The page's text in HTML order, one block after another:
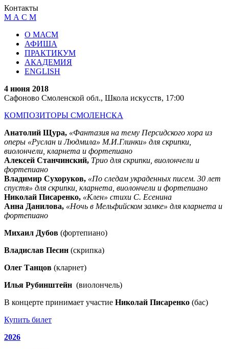
Контакты
М А С М
О МАСМ
АФИША
ПРАКТИКУМ
АКАДЕМИЯ
ENGLISH
4 июня 2018
Сафоново Смоленской обл., Школа искусств, 17:00
КОМПОЗИТОРЫ СМОЛЕНСКА
Анатолий Щура, «Фантазия на тему Персидского хора из
оперы «Руслан и Людмила» М.И.Глинки» для скрипки,
виолончели, кларнета и фортепиано
Алексей Станчинский, Трио для скрипки, виолончели и
фортепиано
Владимир Сухоруков, «По следам украденных писем. 30 лет
спустя» для скрипки, кларнета, виолончели и фортепиано
Николай Писаренко, «Клен» стихи С. Есенина
Анна Данилова, «Ночь в Мельфийском замке» для кларнета и
фортепиано
Михаил Дубов (фортепиано)
Владислав Песин (скрипка)
Олег Танцов (кларнет)
Илья Рубинштейн (виолончель)
В концерте принимает участие Николай Писаренко (бас)
Купить билет
2026